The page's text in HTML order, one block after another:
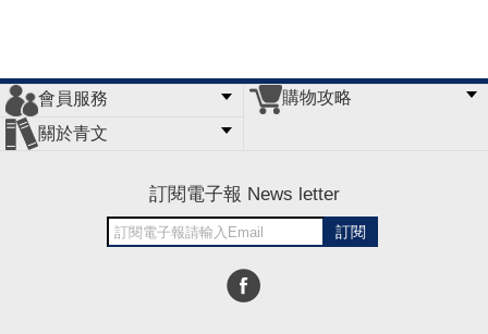
會員服務
會員辦法
客服信箱
隱私條款
網站導覽
購物攻略
關於青文
訂閱電子報 News letter
訂閱